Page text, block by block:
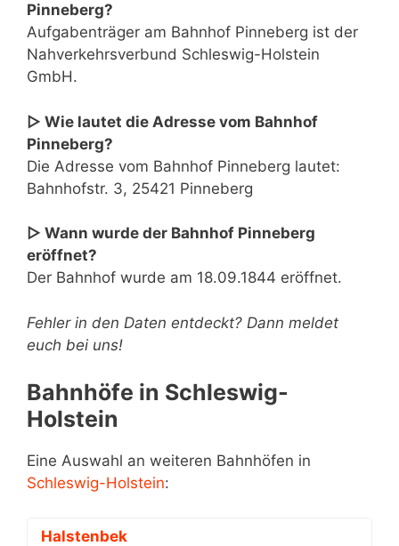
Pinneberg?
Aufgabenträger am Bahnhof Pinneberg ist der
Nahverkehrsverbund Schleswig-Holstein
GmbH.
▷ Wie lautet die Adresse vom Bahnhof
Pinneberg?
Die Adresse vom Bahnhof Pinneberg lautet:
Bahnhofstr. 3, 25421 Pinneberg
▷ Wann wurde der Bahnhof Pinneberg
eröffnet?
Der Bahnhof wurde am 18.09.1844 eröffnet.
Fehler in den Daten entdeckt? Dann meldet
euch bei uns!
Bahnhöfe in Schleswig-
Holstein
Eine Auswahl an weiteren Bahnhöfen in
Schleswig-Holstein:
Halstenbek